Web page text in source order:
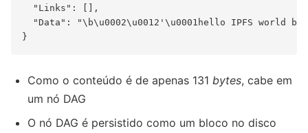
  "Links": [],
"Data": "\b\u0002\u0012'\u0001hello IPFS world
Como o conteúdo é de apenas 131 bytes, cabe em
um nó DAG
O nó DAG é persistido como um bloco no disco